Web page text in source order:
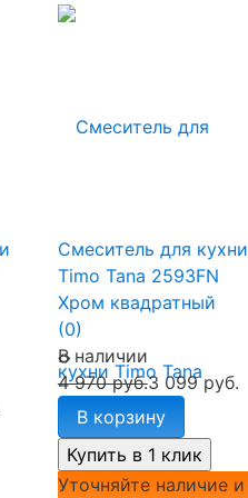
Смеситель для кухни
Timo Tana 2593FN
Хром квадратный
(0)
В наличии
4 970 руб.3 099 руб.
В корзину
Уточняйте наличие и